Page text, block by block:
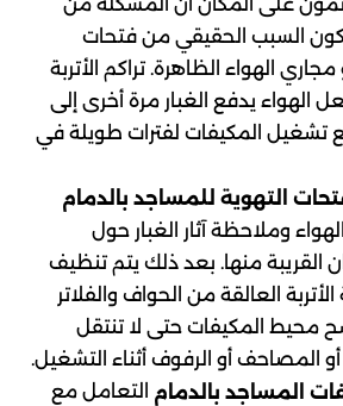
يكون السبب الحقيقي من فتحات
مجاري الهواء الظاهرة. تراكم الأتربة
الهواء يدفع الغبار مرة أخرى إلى
تشغيل المكيفات لفترات طويلة في
التهوية للمساجد بالدمام
وملاحظة آثار الغبار حول
القريبة منها. بعد ذلك يتم تنظيف
الأتربة العالقة من الحواف والفلاتر
محيط المكيفات حتى لا تنتقل
أو المصاحف أو الرفوف أثناء التشغيل.
المساجد بالدمام التعامل مع